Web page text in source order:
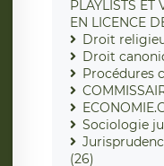
PLAYLISTS ET
EN LICENCE
Droit
Droit
Procédures
Sociologie
(26)